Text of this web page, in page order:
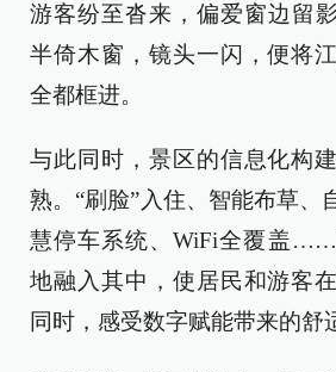
游客纷至沓来，偏爱窗边留
半倚木窗，镜头一闪，便将
全都框进。
与此同时，景区的信息化构
熟。“刷脸”入住、智能布草、
慧停车系统、WiFi全覆盖
地融入其中，使居民和游客
同时，感受数字赋能带来的舒